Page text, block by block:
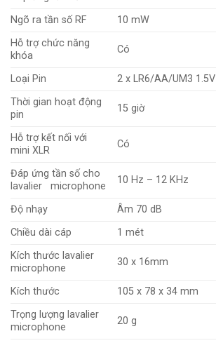
Ngõ ra tần số RF
10 mW
Hỗ trợ chức năng
khóa
Có
Loại Pin
2 x LR6/AA/UM3 1.5V
Thời gian hoạt động
pin
15 giờ
Hỗ trợ kết nối với
mini XLR
Có
Đáp ứng tần số cho
lavalier microphone
10 Hz – 12 KHz
Độ nhạy
Âm 70 dB
Chiều dài cáp
1 mét
Kích thước lavalier
microphone
30 x 16mm
Kích thước
105 x 78 x 34 mm
Trọng lượng lavalier
microphone
20 g